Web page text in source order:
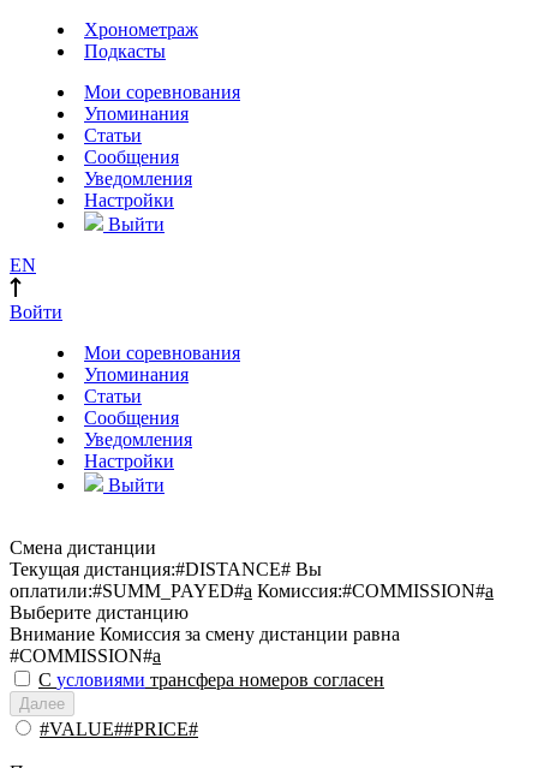
Хронометраж
Подкасты
Мои соревнования
Упоминания
Статьи
Сообщения
Уведомления
Настройки
Выйти
EN
Войти
Мои соревнования
Упоминания
Статьи
Сообщения
Уведомления
Настройки
Выйти
Смена дистанции
Текущая дистанция:#DISTANCE# Вы
оплатили:#SUMM_PAYED#a Комиссия:#COMMISSION#a
Выберите дистанцию
Внимание Комиссия за смену дистанции равна
#COMMISSION#a
С условиями трансфера номеров согласен
Далее
#VALUE##PRICE#